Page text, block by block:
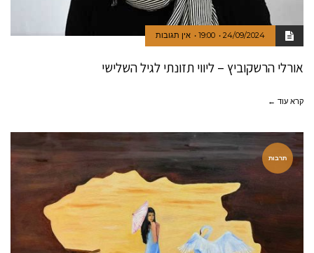
24/09/2024
19:00 אין תגובות
אורלי הרשקוביץ – ליווי תזונתי לגיל השלישי
קרא עוד ←
תרבות